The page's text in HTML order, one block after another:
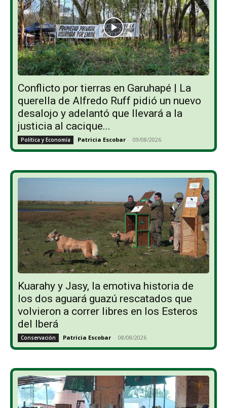
Conflicto por tierras en Garuhapé | La
querella de Alfredo Ruff pidió un nuevo
desalojo y adelantó que llevará a la
justicia al cacique...
Política y Economía Patricia Escobar - 09/08/2026
Kuarahy y Jasy, la emotiva historia de
los dos aguará guazú rescatados que
volvieron a correr libres en los Esteros
del Iberá
Conservación Patricia Escobar - 08/08/2026